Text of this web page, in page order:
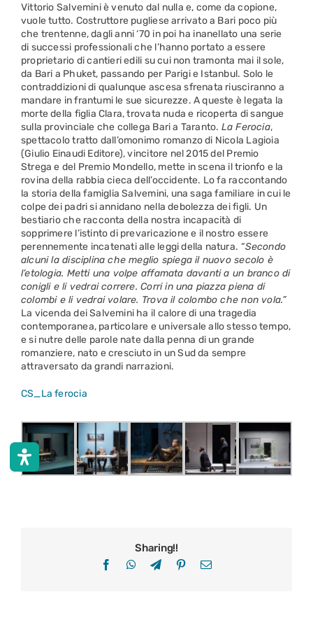
Vittorio Salvemini è venuto dal nulla e, come da copione,
vuole tutto. Costruttore pugliese arrivato a Bari poco più
che trentenne, dagli anni ‘70 in poi ha inanellato una serie
di successi professionali che l’hanno portato a essere
proprietario di cantieri edili su cui non tramonta mai il sole,
da Bari a Phuket, passando per Parigi e Istanbul. Solo le
contraddizioni di qualunque ascesa sfrenata riusciranno a
mandare in frantumi le sue sicurezze. A queste è legata la
morte della figlia Clara, trovata nuda e ricoperta di sangue
sulla provinciale che collega Bari a Taranto. La Ferocia,
spettacolo tratto dall’omonimo romanzo di Nicola Lagioia
(Giulio Einaudi Editore), vincitore nel 2015 del Premio
Strega e del Premio Mondello, mette in scena il trionfo e la
rovina della rabbia cieca dell’occidente. Lo fa raccontando
la storia della famiglia Salvemini, una saga familiare in cui le
colpe dei padri si annidano nella debolezza dei figli. Un
bestiario che racconta della nostra incapacità di
sopprimere l’istinto di prevaricazione e il nostro essere
perennemente incatenati alle leggi della natura. “Secondo
alcuni la disciplina che meglio spiega il nuovo secolo è
l’etologia. Metti una volpe affamata davanti a un branco di
conigli e li vedrai correre. Corri in una piazza piena di
colombi e li vedrai volare. Trova il colombo che non vola.”
La vicenda dei Salvemini ha il calore di una tragedia
contemporanea, particolare e universale allo stesso tempo,
e si nutre delle parole nate dalla penna di un grande
romanziere, nato e cresciuto in un Sud da sempre
attraversato da grandi narrazioni.
CS_La ferocia
Sharing!!
FacebookWhatsApp
TelegramPinterestEmail